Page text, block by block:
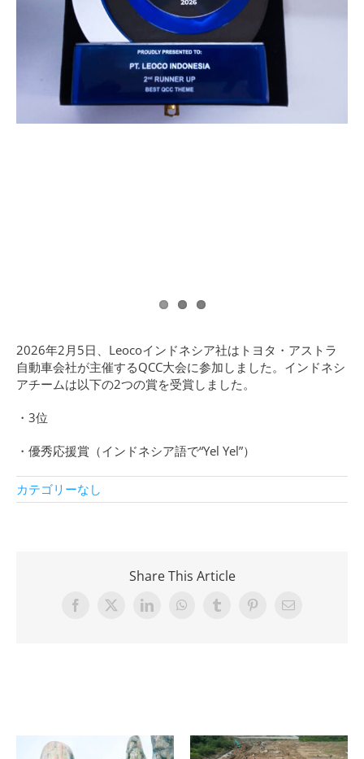
2026年2月5日、Leocoインドネシア社はトヨタ・アストラ
自動車会社が主催するQCC大会に参加しました。インドネシ
アチームは以下の2つの賞を受賞しました。
・3位
・優秀応援賞（インドネシア語で“Yel Yel”）
カテゴリーなし
Share This Article
Facebook
X LinkedInWhatsAppTumblrPinterestEmail